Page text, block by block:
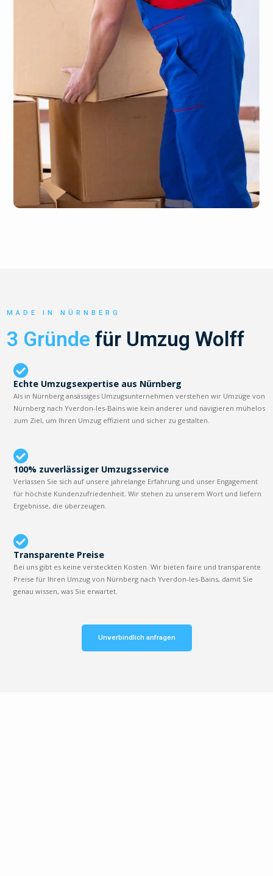
MADE IN NÜRNBERG
3 Gründe für Umzug Wolff
Echte Umzugsexpertise aus Nürnberg
Als in Nürnberg ansässiges Umzugsunternehmen verstehen wir Umzüge von
Nürnberg nach Yverdon-les-Bains wie kein anderer und navigieren mühelos
zum Ziel, um Ihren Umzug effizient und sicher zu gestalten.
100% zuverlässiger Umzugsservice
Verlassen Sie sich auf unsere jahrelange Erfahrung und unser Engagement
für höchste Kundenzufriedenheit. Wir stehen zu unserem Wort und liefern
Ergebnisse, die überzeugen.
Transparente Preise
Bei uns gibt es keine versteckten Kosten. Wir bieten faire und transparente
Preise für Ihren Umzug von Nürnberg nach Yverdon-les-Bains, damit Sie
genau wissen, was Sie erwartet.
Unverbindlich anfragen